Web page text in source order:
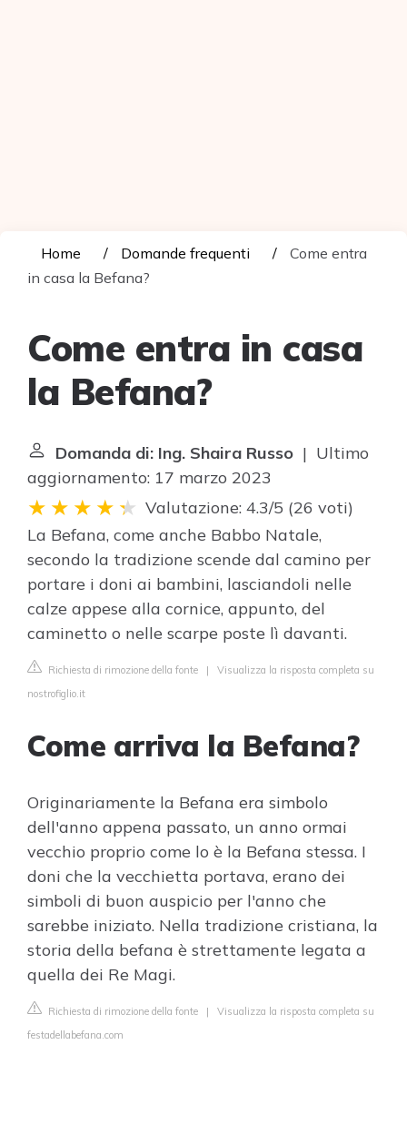
Home Domande frequenti
Come entra
in casa la Befana?
Come entra in casa
la Befana?
Domanda di: Ing. Shaira Russo | Ultimo
aggiornamento: 17 marzo 2023
Valutazione: 4.3/5 (26 voti)
La Befana, come anche Babbo Natale,
secondo la tradizione scende dal camino per
portare i doni ai bambini, lasciandoli nelle
calze appese alla cornice, appunto, del
caminetto o nelle scarpe poste lì davanti.
Richiesta di rimozione della fonte | Visualizza la risposta completa su
nostrofiglio.it
Come arriva la Befana?
Originariamente la Befana era simbolo
dell'anno appena passato, un anno ormai
vecchio proprio come lo è la Befana stessa. I
doni che la vecchietta portava, erano dei
simboli di buon auspicio per l'anno che
sarebbe iniziato. Nella tradizione cristiana, la
storia della befana è strettamente legata a
quella dei Re Magi.
Richiesta di rimozione della fonte | Visualizza la risposta completa su
festadellabefana.com